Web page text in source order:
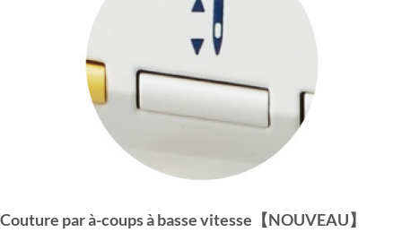
Couture par à-coups à basse vitesse【NOUVEAU】